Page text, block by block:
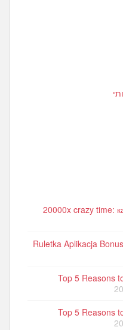
20000x crazy time:
Ruletka Aplikacja
Top 5 Reasons
Top 5 Reasons